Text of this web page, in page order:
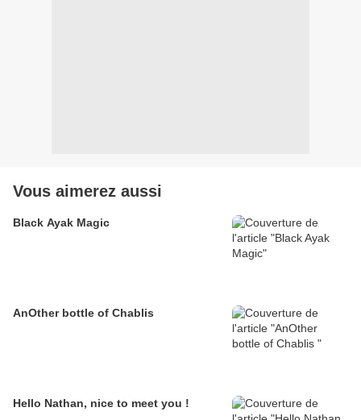
Vous aimerez aussi
Black Ayak Magic
AnOther bottle of Chablis
Hello Nathan, nice to meet you !